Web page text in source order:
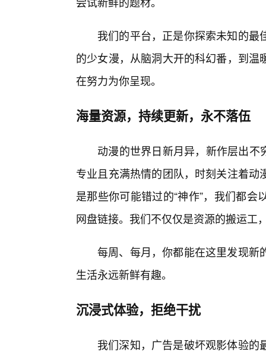
我们的平台，正是你探索未知的
的少女漫，从脑洞大开的科幻番，到
在努力为你呈现。
海量资源，持续更新，永不落伍
动漫的世界日新月异，新作层出
专业且充满热情的团队，时刻关注着
是那些你可能错过的“神作”，我们都
网盘链接。我们不仅仅是资源的搬运工
每周、每月，你都能在这里发现新
生活永远新鲜有趣。
沉浸式体验，拒绝干扰
我们深知，广告是破坏观影体验